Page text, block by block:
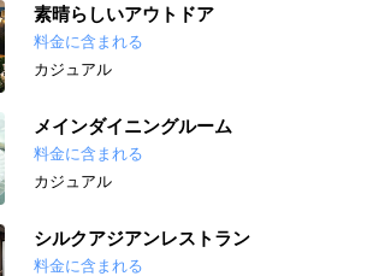
素晴らしいアウトドア
料金に含まれる
カジュアル
メインダイニングルーム
料金に含まれる
カジュアル
シルクアジアンレストラン
料金に含まれる